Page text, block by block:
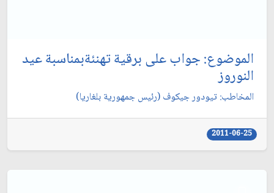
الموضوع: جواب على برقية تهنئةبمناسبة عيد
النوروز
المخاطب: تيودور جيكوف (رئيس جمهورية بلغاريا)
2011-06-25